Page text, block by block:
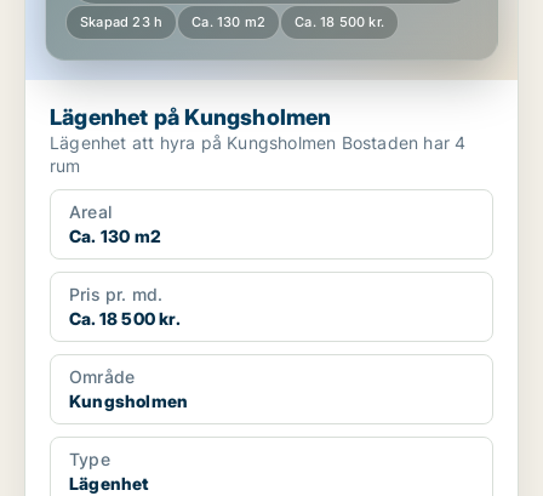
Skapad 23 h Ca. 130 m2 Ca. 18 500 kr.
Lägenhet på Kungsholmen
Lägenhet att hyra på Kungsholmen Bostaden har 4
rum
Areal
Ca. 130 m2
Pris pr. md.
Ca. 18 500 kr.
Område
Kungsholmen
Type
Lägenhet